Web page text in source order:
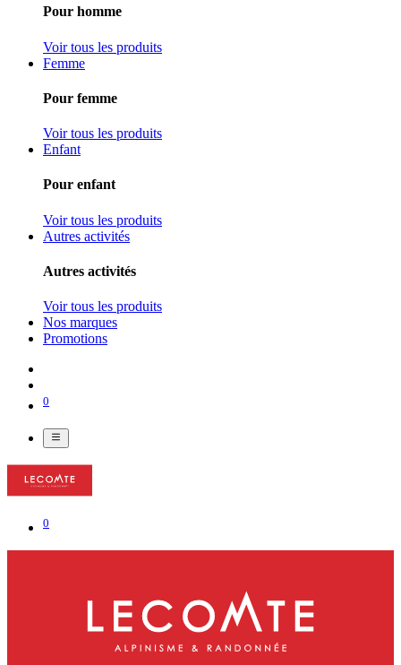
Pour homme
Voir tous les produits
Femme
Pour femme
Voir tous les produits
Enfant
Pour enfant
Voir tous les produits
Autres activités
Autres activités
Voir tous les produits
Nos marques
Promotions
0
0